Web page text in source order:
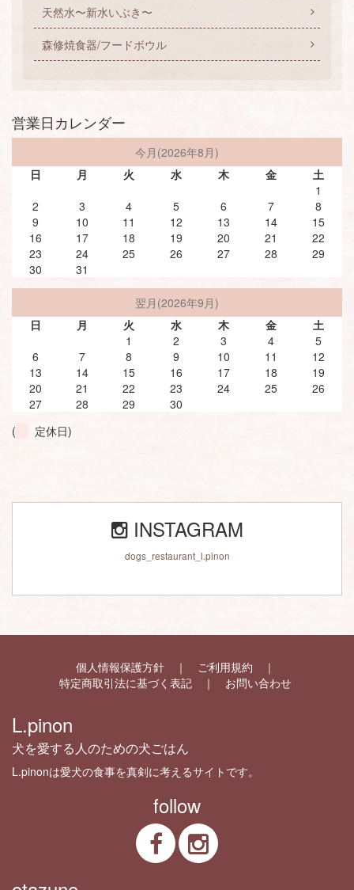
天然水〜新水いぶき〜
森修焼食器/フードボウル
営業日カレンダー
今月(2026年8月)
日
月 火 水 木 金
土
1
2
3 4 5 6 7
8
9
10 11 12 13 14
15
16
17 18 19 20 21
22
23
24 25 26 27 28
29
30
31
翌月(2026年9月)
日
月 火 水 木 金
土
1
2 3 4
5
6
7 8 9 10 11
12
13
14 15 16 17 18
19
20
21 22 23 24 25
26
27
28 29
30
(
定休日)
INSTAGRAM
dogs_restaurant_l.pinon
個人情報保護方針
ご利用規約
特定商取引法に基づく表記
お問い合わせ
L.pinon
犬を愛する人のための犬ごはん
L.pinonは愛犬の食事を真剣に考えるサイトです。
follow